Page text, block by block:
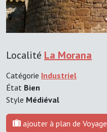
Localité La Morana
Catégorie Industriel
État Bien
Style Médiéval
ajouter à plan de Voyage